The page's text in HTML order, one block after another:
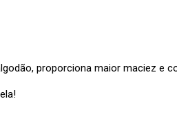
proporciona maior maciez e